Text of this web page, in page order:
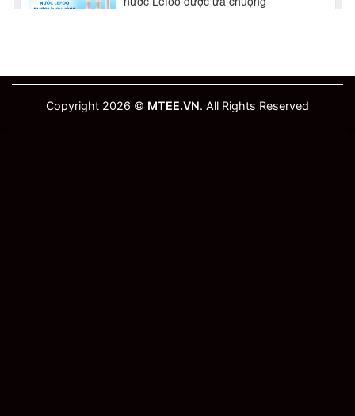
Copyright 2026 © MTEE.VN. All Rights Reserved